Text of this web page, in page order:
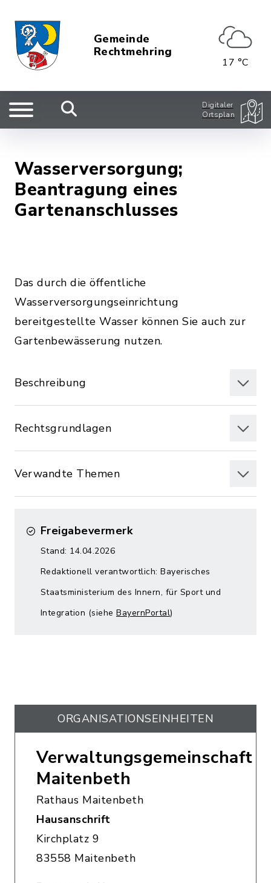
Gemeinde
Rechtmehring
17 °C
Digitaler
Ortsplan
Wasserversorgung;
Beantragung eines
Gartenanschlusses
Das durch die öffentliche
Wasserversorgungseinrichtung
bereitgestellte Wasser können Sie auch zur
Gartenbewässerung nutzen.
Beschreibung
Rechtsgrundlagen
Verwandte Themen
Freigabevermerk
Stand: 14.04.2026
Redaktionell verantwortlich: Bayerisches
Staatsministerium des Innern, für Sport und
Integration (siehe BayernPortal)
ORGANISATIONS­EINHEITEN
Verwaltungsgemeinschaft
Maitenbeth
Rathaus Maitenbeth
Hausanschrift
Kirchplatz 9
83558 Maitenbeth